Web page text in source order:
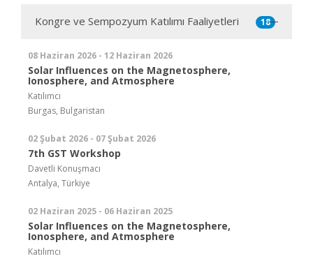
Kongre ve Sempozyum Katılımı Faaliyetleri 18
08 Haziran 2026 - 12 Haziran 2026
Solar Influences on the Magnetosphere,
Ionosphere, and Atmosphere
Katılımcı
Burgas, Bulgaristan
02 Şubat 2026 - 07 Şubat 2026
7th GST Workshop
Davetli Konuşmacı
Antalya, Türkiye
02 Haziran 2025 - 06 Haziran 2025
Solar Influences on the Magnetosphere,
Ionosphere, and Atmosphere
Katılımcı